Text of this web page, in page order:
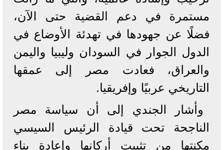
مستمرة في دعم القضية حتى الآن،
فضلًا عن جهودها في تهدئة الأوضاع في
الدول الجوار في السودان وليبيا واليمن
والعراق، فعادت مصر إلى عمقها
التاريخي عربيًا وإفريقيا.
وأشار الجندي إلى أن سياسة مصر
الناجحة تحت قيادة الرئيس السيسي
مكنتها من تثبيت أركانها وإعادة بناء